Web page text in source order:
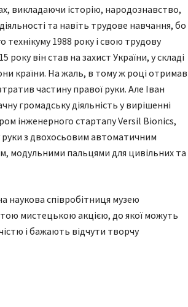
викладаючи історію, народознавство,
та навіть трудове навчання, бо
1988 року і свою трудову
року він став на захист України, у складі
країни. На жаль, в тому ж році отримав
частину правої руки. Але Іван
громадську діяльність у вирішенні
інженерного стартапу Versil Bionics,
руки з двохосьовим автоматичним
модульними пальцями для цивільних та
наукова співробітниця музею
мистецькою акцією, до якої можуть
і бажають відчути творчу